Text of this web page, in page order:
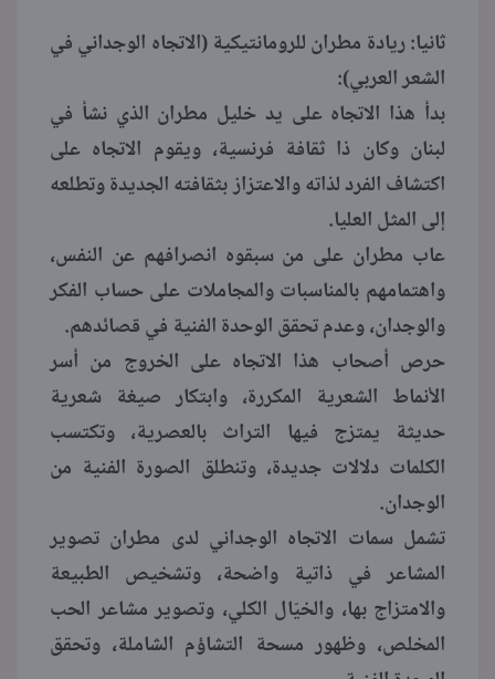
ثانيا: ريادة مطران للرومانتيكية (الاتجاه الوجداني في
الشعر العربي):
بدأ هذا الاتجاه على يد خليل مطران الذي نشأ في
لبنان وكان ذا ثقافة فرنسية، ويقوم الاتجاه على
اكتشاف الفرد لذاته والاعتزاز بثقافته الجديدة وتطلعه
إلى المثل العليا.
عاب مطران على من سبقوه انصرافهم عن النفس،
واهتمامهم بالمناسبات والمجاملات على حساب الفكر
والوجدان، وعدم تحقق الوحدة الفنية في قصائدهم.
حرص أصحاب هذا الاتجاه على الخروج من أسر
الأنماط الشعرية المكررة، وابتكار صيغة شعرية
حديثة يمتزج فيها التراث بالعصرية، وتكتسب
الكلمات دلالات جديدة، وتنطلق الصورة الفنية من
الوجدان.
تشمل سمات الاتجاه الوجداني لدى مطران تصوير
المشاعر في ذاتية واضحة، وتشخيص الطبيعة
والامتزاج بها، والخيّال الكلي، وتصوير مشاعر الحب
المخلص، وظهور مسحة التشاؤم الشاملة، وتحقق